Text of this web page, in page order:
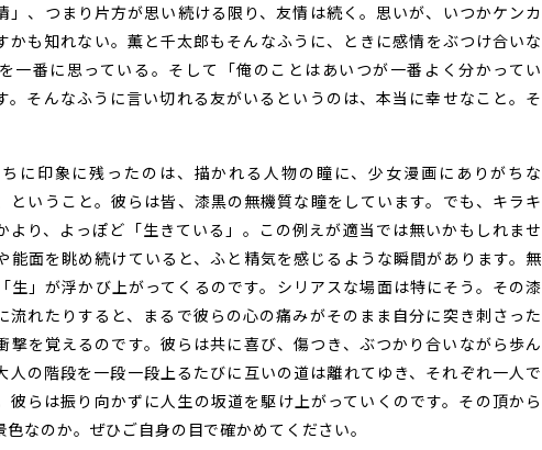
」、つまり片方が思い続ける限り、友情は続く。思いが、いつかケンカ
かも知れない。薫と千太郎もそんなふうに、ときに感情をぶつけ合いな
一番に思っている。そして「俺のことはあいつが一番よく分かってい
。そんなふうに言い切れる友がいるというのは、本当に幸せなこと。そ
に印象に残ったのは、描かれる人物の瞳に、少女漫画にありがちな
ということ。彼らは皆、漆黒の無機質な瞳をしています。でも、キラキ
より、よっぽど「生きている」。この例えが適当では無いかもしれませ
能面を眺め続けていると、ふと精気を感じるような瞬間があります。無
生」が浮かび上がってくるのです。シリアスな場面は特にそう。その漆
流れたりすると、まるで彼らの心の痛みがそのまま自分に突き刺さった
撃を覚えるのです。彼らは共に喜び、傷つき、ぶつかり合いながら歩ん
人の階段を一段一段上るたびに互いの道は離れてゆき、それぞれ一人で
彼らは振り向かずに人生の坂道を駆け上がっていくのです。その頂から
なのか。ぜひご自身の目で確かめてください。